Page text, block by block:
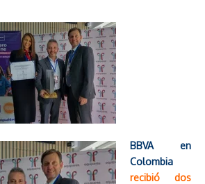
BBVA en
Colombia
recibió dos